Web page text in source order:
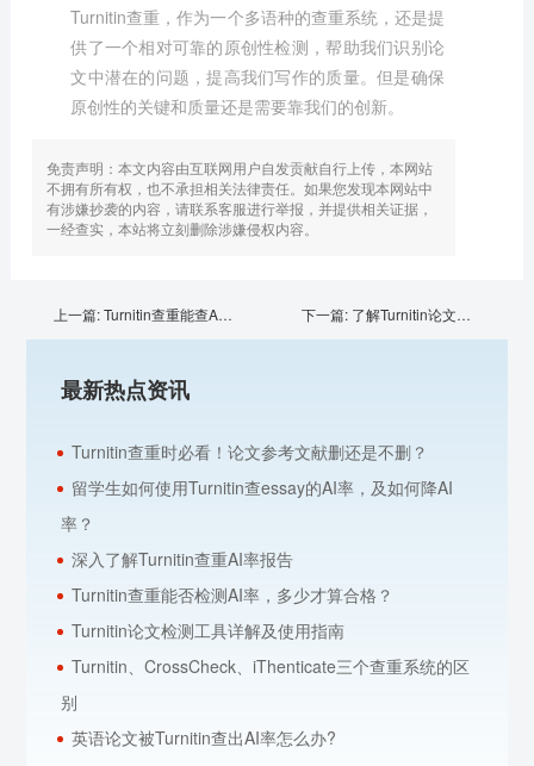
Turnitin查重，作为一个多语种的查重系统，还是提
供了一个相对可靠的原创性检测，帮助我们识别论
文中潜在的问题，提高我们写作的质量。但是确保
原创性的关键和质量还是需要靠我们的创新。
免责声明：本文内容由互联网用户自发贡献自行上传，本网站
不拥有所有权，也不承担相关法律责任。如果您发现本网站中
有涉嫌抄袭的内容，请联系客服进行举报，并提供相关证据，
一经查实，本站将立刻删除涉嫌侵权内容。
上一篇:Turnitin查重能查AI率了，用ChatGPT写论文要注意！ 下一篇: 了解Turnitin论文检测，学会看检测报告
最新热点资讯
Turnitin查重时必看！论文参考文献删还是不删？
留学生如何使用Turnitin查essay的AI率，及如何降AI
率？
深入了解Turnitin查重AI率报告
Turnitin查重能否检测AI率，多少才算合格？
Turnitin论文检测工具详解及使用指南
Turnitin、CrossCheck、iThenticate三个查重系统的区
别
英语论文被Turnitin查出AI率怎么办?